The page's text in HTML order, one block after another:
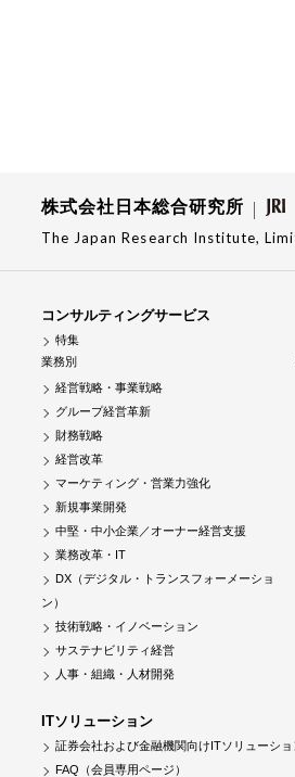
株式会社日本総合研究所
The Japan Research Institute,
コンサルティングサービス
特集
業務別
経営戦略・事業戦略
グループ経営革新
財務戦略
経営改革
マーケティング・営業力強化
新規事業開発
中堅・中小企業／オーナー経営支援
業務改革・IT
DX（デジタル・トランスフォーメーショ
ン）
技術戦略・イノベーション
サステナビリティ経営
人事・組織・人材開発
ITソリューション
証券会社および金融機関向けITソリューショ
FAQ（会員専用ページ）